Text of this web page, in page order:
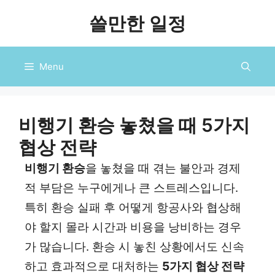
너
쓸만한 일정
Menu
비행기 환승 놓쳤을 때 5가지
협상 전략
비행기 환승을 놓쳤을 때 겪는 불안과 경제
적 부담은 누구에게나 큰 스트레스입니다.
특히 환승 실패 후 어떻게 항공사와 협상해
야 할지 몰라 시간과 비용을 낭비하는 경우
가 많습니다. 환승 시 놓친 상황에서도 신속
하고 효과적으로 대처하는 5가지 협상 전략